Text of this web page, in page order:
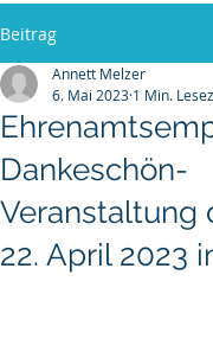
Beitrag
Dankeschön-
Veranstaltung
22. April 2023
Annett Melzer
6. Mai 2023 1 Min.